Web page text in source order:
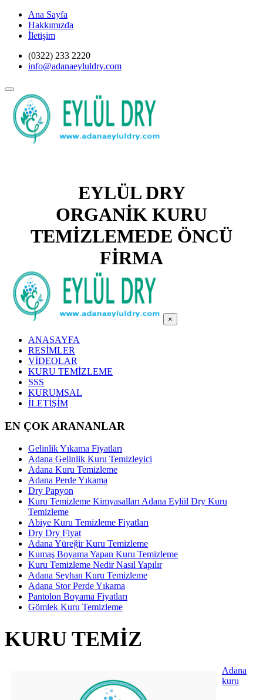
Ana Sayfa
Hakkımızda
İletişim
(0322) 233 2220
info@adanaeyluldry.com
EYLÜL DRY
ORGANİK KURU
TEMİZLEMEDE ÖNCÜ
FİRMA
×
ANASAYFA
RESİMLER
VİDEOLAR
KURU TEMİZLEME
SSS
KURUMSAL
İLETİŞİM
EN ÇOK ARANANLAR
Gelinlik Yıkama Fiyatları
Adana Gelinlik Kuru Temizleyici
Adana Kuru Temizleme
Adana Perde Yıkama
Dry Papyon
Kuru Temizleme Kimyasalları Adana Eylül Dry Kuru
Temizleme
Abiye Kuru Temizleme Fiyatları
Dry Dry Fiyat
Adana Yüreğir Kuru Temizleme
Kumaş Boyama Yapan Kuru Temizleme
Kuru Temizleme Nedir Nasıl Yapılır
Adana Seyhan Kuru Temizleme
Adana Stor Perde Yıkama
Pantolon Boyama Fiyatları
Gömlek Kuru Temizleme
KURU TEMIZ
Adana
kuru